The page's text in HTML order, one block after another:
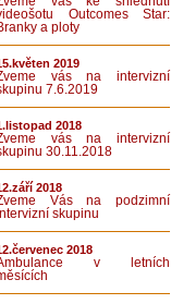
Outcomes Star:
a ploty
2019
vás na intervizní
7.6.2019
2018
vás na intervizní
30.11.2018
2018
Vás na podzimní
skupinu
2018
v letních